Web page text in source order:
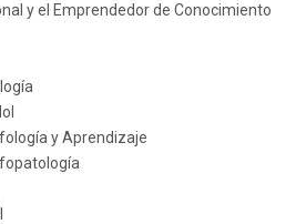
y el Emprendedor de Conocimiento
y Aprendizaje